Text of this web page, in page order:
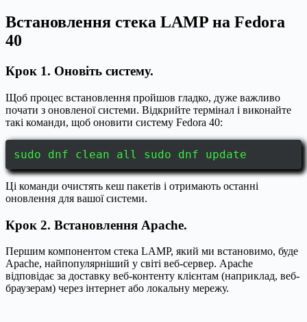
Встановлення стека LAMP на Fedora
40
Крок 1. Оновіть систему.
Щоб процес встановлення пройшов гладко, дуже важливо
почати з оновленої системи. Відкрийте термінал і виконайте
такі команди, щоб оновити систему Fedora 40:
sudo dnf clean all sudo dnf update
Ці команди очистять кеш пакетів і отримають останні
оновлення для вашої системи.
Крок 2. Встановлення Apache.
Першим компонентом стека LAMP, який ми встановимо, буде
Apache, найпопулярніший у світі веб-сервер. Apache
відповідає за доставку веб-контенту клієнтам (наприклад, веб-
браузерам) через інтернет або локальну мережу.